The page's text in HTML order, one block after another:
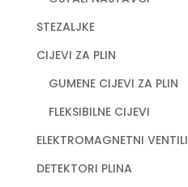
STEZALJKE
CIJEVI ZA PLIN
GUMENE CIJEVI ZA PLIN
FLEKSIBILNE CIJEVI
ELEKTROMAGNETNI VENTILI
DETEKTORI PLINA